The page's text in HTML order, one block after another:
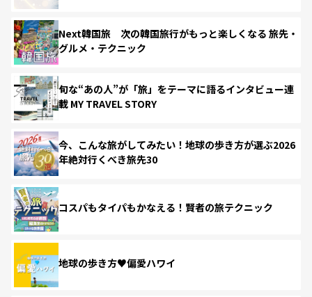
Next韓国旅 次の韓国旅行がもっと楽しくなる 旅先・
グルメ・テクニック
旬な“あの人”が「旅」をテーマに語るインタビュー連
載 MY TRAVEL STORY
今、こんな旅がしてみたい！地球の歩き方が選ぶ2026
年絶対行くべき旅先30
コスパもタイパもかなえる！賢者の旅テクニック
地球の歩き方♥偏愛ハワイ